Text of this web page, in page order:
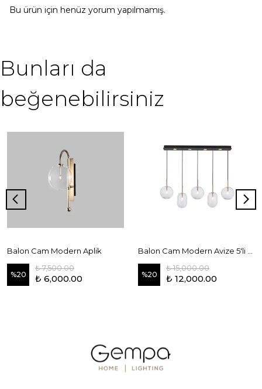
Bu ürün için henüz yorum yapılmamış.
Bunları da
beğenebilirsiniz
Balon Cam Modern Aplik
%20
₺ 7,500.00
₺ 6,000.00 %20
₺ 15,000.00
₺ 12,000.00